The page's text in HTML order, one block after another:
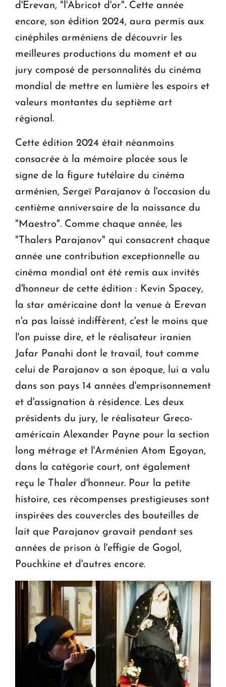
d'Erevan, "l'Abricot d'or". Cette année
encore, son édition 2024, aura permis aux
cinéphiles arméniens de découvrir les
meilleures productions du moment et au
jury composé de personnalités du cinéma
mondial de mettre en lumière les espoirs et
valeurs montantes du septième art
régional.
Cette édition 2024 était néanmoins
consacrée à la mémoire placée sous le
signe de la figure tutélaire du cinéma
arménien, Sergeï Parajanov à l'occasion du
centième anniversaire de la naissance du
"Maestro". Comme chaque année, les
"Thalers Parajanov" qui consacrent chaque
année une contribution exceptionnelle au
cinéma mondial ont été remis aux invités
d'honneur de cette édition : Kevin Spacey,
la star américaine dont la venue à Erevan
n'a pas laissé indiffèrent, c'est le moins que
l'on puisse dire, et le réalisateur iranien
Jafar Panahi dont le travail, tout comme
celui de Parajanov a son époque, lui a valu
dans son pays 14 années d'emprisonnement
et d'assignation à résidence. Les deux
présidents du jury, le réalisateur Greco-
américain Alexander Payne pour la section
long métrage et l'Arménien Atom Egoyan,
dans la catégorie court, ont également
reçu le Thaler d'honneur. Pour la petite
histoire, ces récompenses prestigieuses sont
inspirées des couvercles des bouteilles de
lait que Parajanov gravait pendant ses
années de prison à l'effigie de Gogol,
Pouchkine et d'autres encore.